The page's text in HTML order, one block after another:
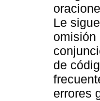
Le
omisión
de
errores